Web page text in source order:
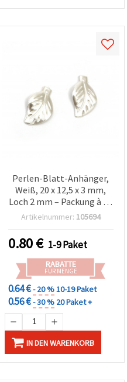
Perlen-Blatt-Anhänger,
Weiß, 20 x 12,5 x 3 mm,
Loch 2 mm – Packung à 20
Stück
Artikelnummer: 105694
0.80€ 1-9 Paket
RABATTE
FÜR MENGE
0.64 €- 20 %10-19 Paket
0.56 €- 30 % 20 Paket +
IN DEN WARENKORB